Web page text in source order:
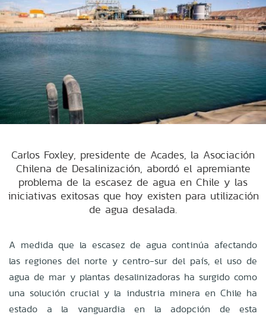
Carlos Foxley, presidente de Acades, la Asociación
Chilena de Desalinización, abordó el apremiante
problema de la escasez de agua en Chile y las
iniciativas exitosas que hoy existen para utilización
de agua desalada.
A medida que la escasez de agua continúa afectando
las regiones del norte y centro-sur del país, el uso de
agua de mar y plantas desalinizadoras ha surgido como
una solución crucial y la industria minera en Chile ha
estado a la vanguardia en la adopción de esta